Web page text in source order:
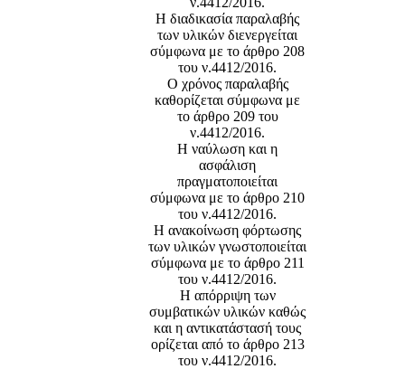
Η διαδικασία παραλαβής
των υλικών διενεργείται
σύμφωνα με το άρθρο 208
του ν.4412/2016.
Ο χρόνος παραλαβής
καθορίζεται σύμφωνα με
το άρθρο 209 του
ν.4412/2016.
Η ναύλωση και η
ασφάλιση
πραγματοποιείται
σύμφωνα με το άρθρο 210
του ν.4412/2016.
Η ανακοίνωση φόρτωσης
των υλικών γνωστοποιείται
σύμφωνα με το άρθρο 211
του ν.4412/2016.
Η απόρριψη των
συμβατικών υλικών καθώς
και η αντικατάστασή τους
ορίζεται από το άρθρο 213
του ν.4412/2016.